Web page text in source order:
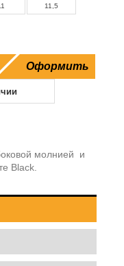
11,5
Оформить
молнией и
Black.